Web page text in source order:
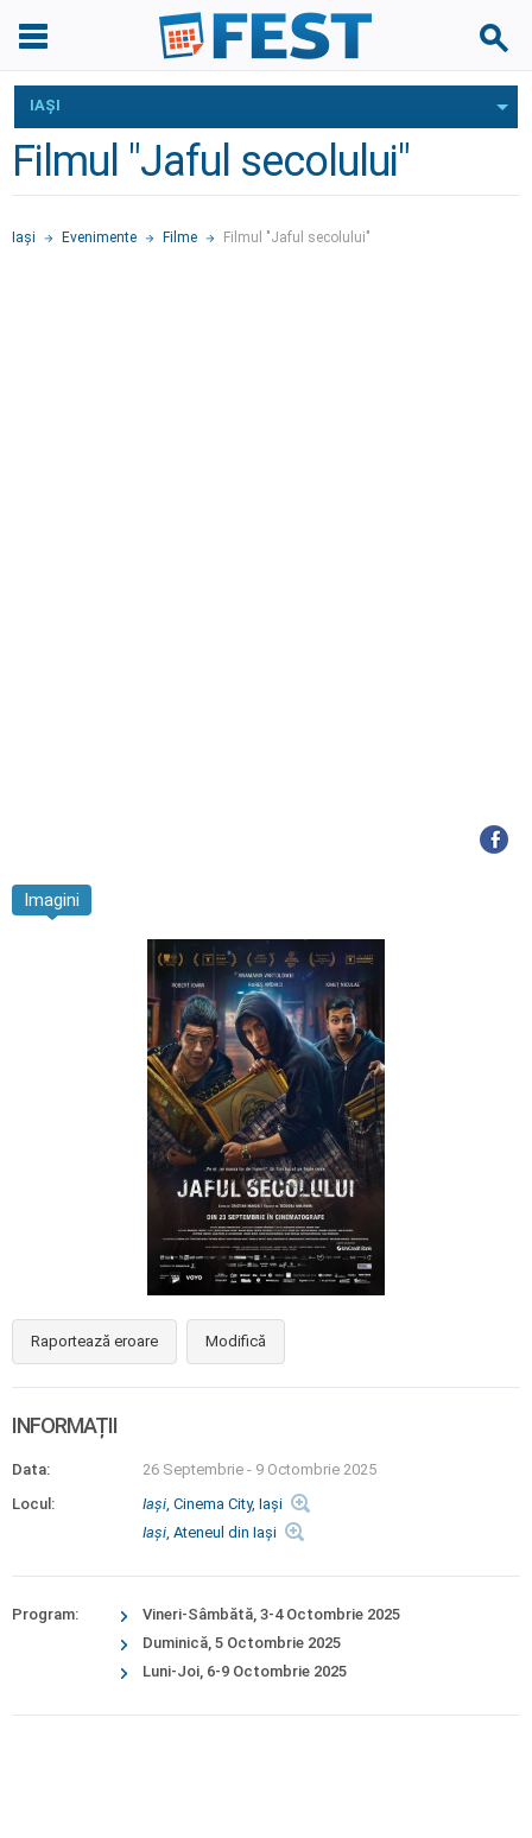
IAŞI
Filmul "Jaful secolului"
Iaşi Evenimente Filme Filmul "Jaful secolului"
Imagini
Raportează eroare Modifică
INFORMAȚII
Data: 26 Septembrie - 9 Octombrie 2025
Locul:
Iaşi, Cinema City, Iaşi
Iaşi, Ateneul din Iași
Program:
Vineri-Sâmbătă, 3-4 Octombrie 2025
Duminică, 5 Octombrie 2025
Luni-Joi, 6-9 Octombrie 2025